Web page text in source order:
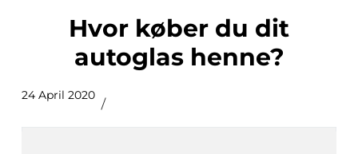
Hvor køber du dit
autoglas henne?
24 April 2020